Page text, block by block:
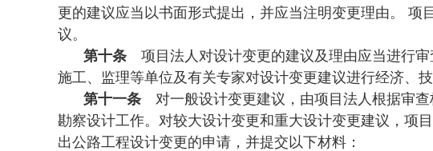
更的建议应当以书面形式提出，并应当注明变更理由。 项
议。
第十条 项目法人对设计变更的建议及理由应当进行审
施工、监理等单位及有关专家对设计变更建议进行经济、技
第十一条 对一般设计变更建议，由项目法人根据审
勘察设计工作。对较大设计变更和重大设计变更建议，项
出公路工程设计变更的申请，并提交以下材料：